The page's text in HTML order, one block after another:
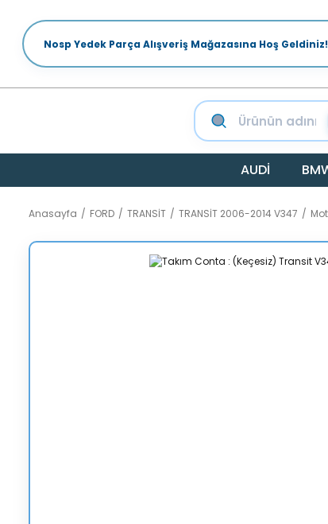
Nosp Yedek Parça Alışveriş Mağazasına Hoş Geldiniz!
AUDİ
Anasayfa FORD TRANSİT TRANSİT 2006-2014 V347